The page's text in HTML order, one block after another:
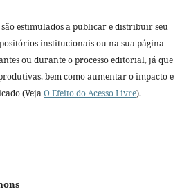
são estimulados a publicar e distribuir seu
institucionais ou na sua página
ou durante o processo editorial, já que
bem como aumentar o impacto e
(VejaO Efeito do Acesso Livre).